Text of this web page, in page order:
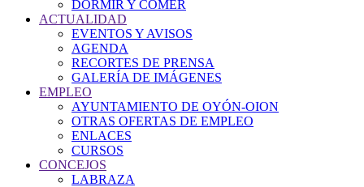
DORMIR Y COMER
ACTUALIDAD
EVENTOS Y AVISOS
AGENDA
RECORTES DE PRENSA
GALERÍA DE IMÁGENES
EMPLEO
AYUNTAMIENTO DE OYÓN-OION
OTRAS OFERTAS DE EMPLEO
ENLACES
CURSOS
CONCEJOS
LABRAZA